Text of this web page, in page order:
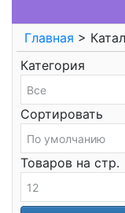
Главная >
Категория
Сортировать
Товаров на стр.